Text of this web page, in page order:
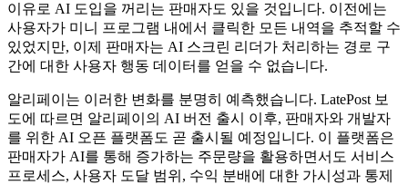
이유로 AI 도입을 꺼리는 판매자도 있을 것입니다. 이전에는
사용자가 미니 프로그램 내에서 클릭한 모든 내역을 추적할 수
있었지만, 이제 판매자는 AI 스크린 리더가 처리하는 경로 구
간에 대한 사용자 행동 데이터를 얻을 수 없습니다.
알리페이는 이러한 변화를 분명히 예측했습니다. LatePost 보
도에 따르면 알리페이의 AI 버전 출시 이후, 판매자와 개발자
를 위한 AI 오픈 플랫폼도 곧 출시될 예정입니다. 이 플랫폼은
판매자가 AI를 통해 증가하는 주문량을 활용하면서도 서비스
프로세스, 사용자 도달 범위, 수익 분배에 대한 가시성과 통제